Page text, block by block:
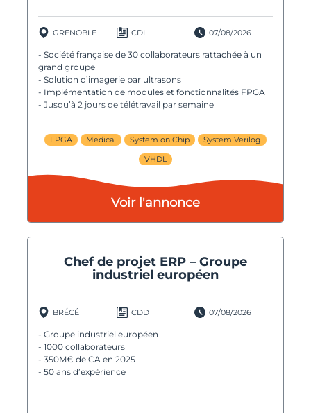
GRENOBLE CDI 07/08/2026
- Société française de 30 collaborateurs rattachée à un
grand groupe
- Solution d’imagerie par ultrasons
- Implémentation de modules et fonctionnalités FPGA
- Jusqu’à 2 jours de télétravail par semaine
FPGA Medical System on Chip
System Verilog
VHDL
Voir l'annonce
Chef de projet ERP – Groupe
industriel européen
BRÉCÉ CDD 07/08/2026
- Groupe industriel européen
- 1000 collaborateurs
- 350M€ de CA en 2025
- 50 ans d’expérience